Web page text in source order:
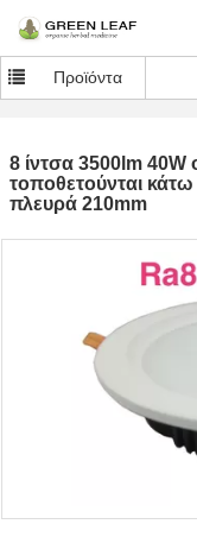
Προϊόντα
8 ίντσα 3500lm
τοποθετούνται
πλευρά 210mm